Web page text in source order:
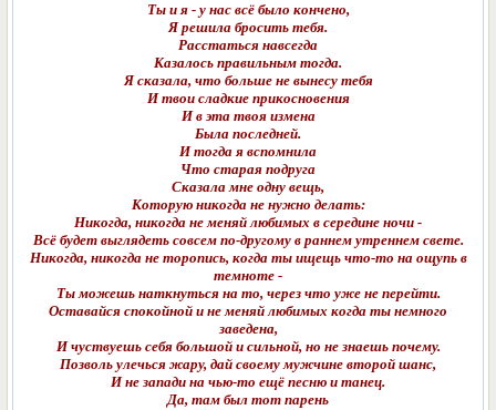
Ты и я - у нас всё было кончено,
Я решила бросить тебя.
Расстаться навсегда
Казалось правильным тогда.
Я сказала, что больше не вынесу тебя
И твои сладкие прикосновения
И в эта твоя измена
Была последней.
И тогда я вспомнила
Что старая подруга
Сказала мне одну вещь,
Которую никогда не нужно делать:
Никогда, никогда не меняй любимых в середине ночи -
Всё будет выглядеть совсем по-другому в раннем утреннем свете.
Никогда, никогда не торопись, когда ты ищещь что-то на ощупь в
темноте -
Ты можешь наткнуться на то, через что уже не перейти.
Оставайся спокойной и не меняй любимых когда ты немного
заведена,
И чуствуешь себя большой и сильной, но не знаешь почему.
Позволь улечься жару, дай своему мужчине второй шанс,
И не запади на чью-то ещё песню и танец.
Да, там был тот парень